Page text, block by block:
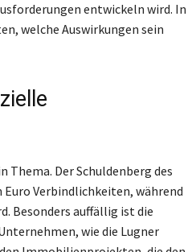
entwickeln wird. In
welche Auswirkungen sein
Der Schuldenberg des
Verbindlichkeiten, während
Besonders auffällig ist die
wie die Lugner